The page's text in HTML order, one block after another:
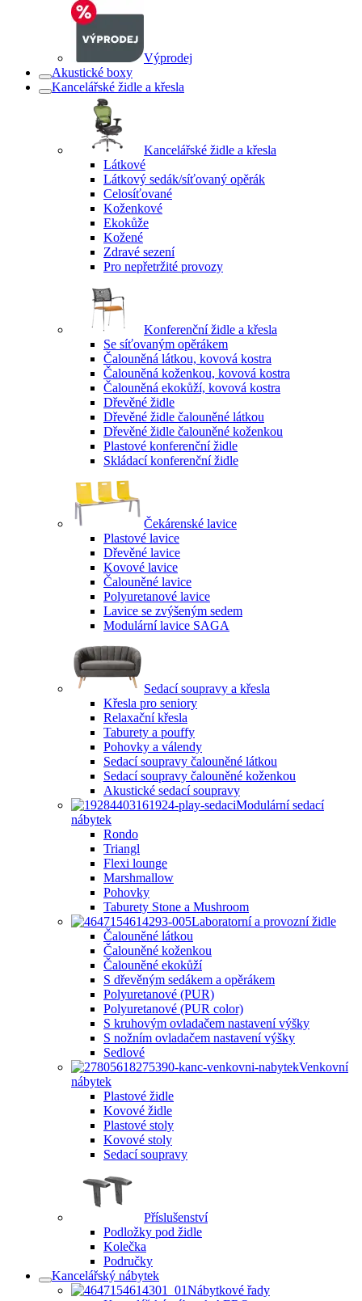
Výprodej
Akustické boxy
Kancelářské židle a křesla
Kancelářské židle a křesla
Látkové
Látkový sedák/síťovaný opěrák
Celosíťované
Koženkové
Ekokůže
Kožené
Zdravé sezení
Pro nepřetržité provozy
Konferenční židle a křesla
Se síťovaným opěrákem
Čalouněná látkou, kovová kostra
Čalouněná koženkou, kovová kostra
Čalouněná ekokůží, kovová kostra
Dřevěné židle
Dřevěné židle čalouněné látkou
Dřevěné židle čalouněné koženkou
Plastové konferenční židle
Skládací konferenční židle
Čekárenské lavice
Plastové lavice
Dřevěné lavice
Kovové lavice
Čalouněné lavice
Polyuretanové lavice
Lavice se zvýšeným sedem
Modulární lavice SAGA
Sedací soupravy a křesla
Křesla pro seniory
Relaxační křesla
Taburety a pouffy
Pohovky a válendy
Sedací soupravy čalouněné látkou
Sedací soupravy čalouněné koženkou
Akustické sedací soupravy
Modulární sedací
nábytek
Rondo
Triangl
Flexi lounge
Marshmallow
Pohovky
Taburety Stone a Mushroom
Laboratorní a provozní židle
Čalouněné látkou
Čalouněné koženkou
Čalouněné ekokůží
S dřevěným sedákem a opěrákem
Polyuretanové (PUR)
Polyuretanové (PUR color)
S kruhovým ovladačem nastavení výšky
S nožním ovladačem nastavení výšky
Sedlové
Venkovní
nábytek
Plastové židle
Kovové židle
Plastové stoly
Kovové stoly
Sedací soupravy
Příslušenství
Podložky pod židle
Kolečka
Područky
Kancelářský nábytek
Nábytkové řady